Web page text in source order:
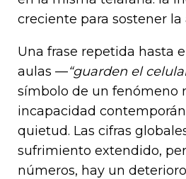
creciente para sostener la
Una frase repetida hasta
aulas —“guarden el
símbolo de un fenómeno
incapacidad
quietud. Las cifras
sufrimiento extendido,
números, hay un